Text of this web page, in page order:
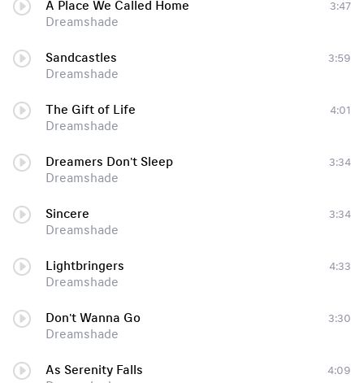
A Place We Called Home
Dreamshade
3:47
Sandcastles
Dreamshade
3:59
The Gift of Life
Dreamshade
4:01
Dreamers Don't Sleep
Dreamshade
3:34
Sincere
Dreamshade
3:34
Lightbringers
Dreamshade
4:33
Don't Wanna Go
Dreamshade
3:30
As Serenity Falls
4:09